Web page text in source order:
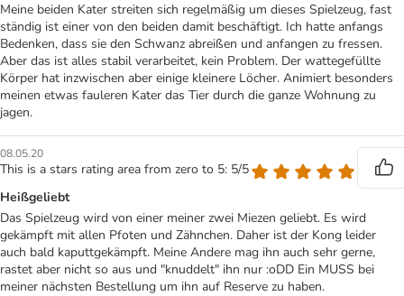
Meine beiden Kater streiten sich regelmäßig um dieses Spielzeug, fast
ständig ist einer von den beiden damit beschäftigt. Ich hatte anfangs
Bedenken, dass sie den Schwanz abreißen und anfangen zu fressen.
Aber das ist alles stabil verarbeitet, kein Problem. Der wattegefüllte
Körper hat inzwischen aber einige kleinere Löcher. Animiert besonders
meinen etwas fauleren Kater das Tier durch die ganze Wohnung zu
jagen.
08.05.20
This is a stars rating area from zero to 5: 5/5
Heißgeliebt
Das Spielzeug wird von einer meiner zwei Miezen geliebt. Es wird
gekämpft mit allen Pfoten und Zähnchen. Daher ist der Kong leider
auch bald kaputtgekämpft. Meine Andere mag ihn auch sehr gerne,
rastet aber nicht so aus und "knuddelt" ihn nur :oDD Ein MUSS bei
meiner nächsten Bestellung um ihn auf Reserve zu haben.